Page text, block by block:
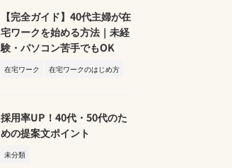
【完全ガイド】40代主婦が在
宅ワークを始める方法｜未経
験・パソコン苦手でもOK
在宅ワーク 在宅ワークのはじめ方
採用率UP！40代・50代のた
めの提案文ポイント
未分類